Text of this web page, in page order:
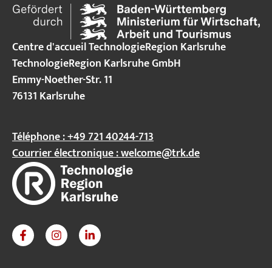
en Allemagne.
Centre d'accueil TechnologieRegion Karlsruhe
TechnologieRegion Karlsruhe GmbH
Emmy-Noether-Str. 11
76131 Karlsruhe
Téléphone : +49 721 40244-713
Courrier électronique :welcome@trk.de